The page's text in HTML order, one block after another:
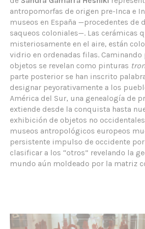
antropomorfas de origen pre-Inca e
museos en España —procedentes de
saqueos coloniales—. Las cerámicas
misteriosamente en el aire, están
vidrio en ordenadas filas. Caminando
objetos se revelan como pinturas
parte posterior se han inscrito
designar peyorativamente a los
América del Sur, una genealogía de
extiende desde la conquista hasta
exhibición de objetos no
museos antropológicos europeos
persistente impulso de occidente
clasificar a los “otros” revelando la
mundo aún moldeado por la matriz